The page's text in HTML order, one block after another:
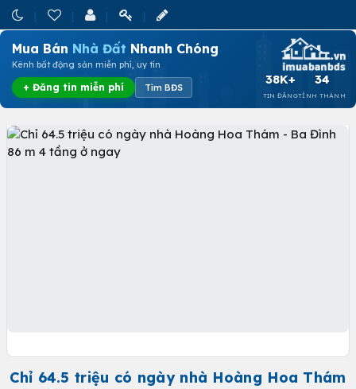
Mua Bán Nhà Đất Nhanh Chóng
Kênh bất động sản miễn phí, uy tín
+ Đăng tin miễn phí Tìm BĐS
38K+
TIN ĐĂNG
34
TỈNH THÀNH
Chỉ 64.5 triệu có ngày nhà Hoàng Hoa Thám